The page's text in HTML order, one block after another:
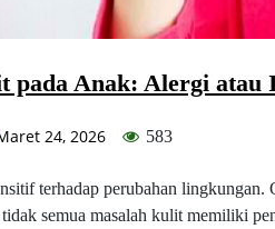
pada Anak: Alergi atau
24, 2026 583
terhadap perubahan lingkungan.
semua masalah kulit memiliki